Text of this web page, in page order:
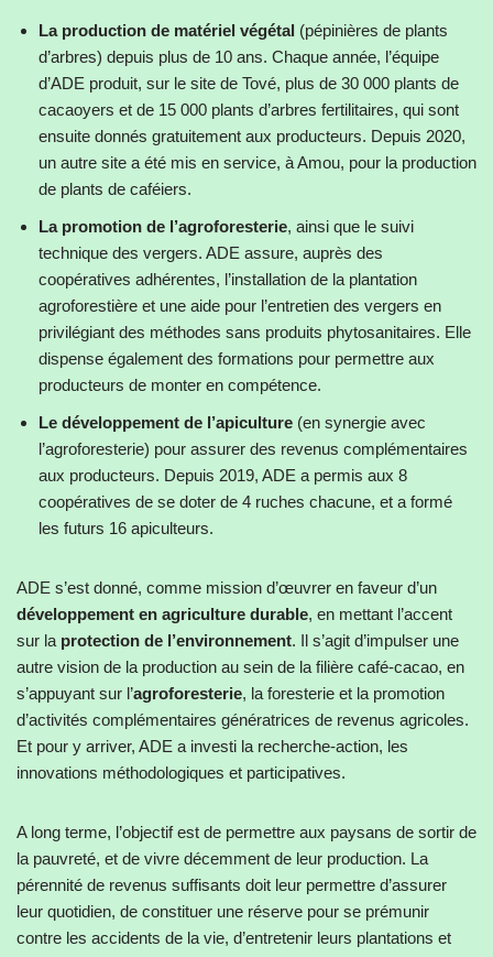
La production de matériel végétal (pépinières de plants
d’arbres) depuis plus de 10 ans. Chaque année, l’équipe
d’ADE produit, sur le site de Tové, plus de 30 000 plants de
cacaoyers et de 15 000 plants d’arbres fertilitaires, qui sont
ensuite donnés gratuitement aux producteurs. Depuis 2020,
un autre site a été mis en service, à Amou, pour la production
de plants de caféiers.
La promotion de l’agroforesterie, ainsi que le suivi
technique des vergers. ADE assure, auprès des
coopératives adhérentes, l’installation de la plantation
agroforestière et une aide pour l’entretien des vergers en
privilégiant des méthodes sans produits phytosanitaires. Elle
dispense également des formations pour permettre aux
producteurs de monter en compétence.
Le développement de l’apiculture (en synergie avec
l’agroforesterie) pour assurer des revenus complémentaires
aux producteurs. Depuis 2019, ADE a permis aux 8
coopératives de se doter de 4 ruches chacune, et a formé
les futurs 16 apiculteurs.
ADE s’est donné, comme mission d’œuvrer en faveur d’un
développement en agriculture durable, en mettant l’accent
sur la protection de l’environnement. Il s’agit d’impulser une
autre vision de la production au sein de la filière café-cacao, en
s’appuyant sur l’agroforesterie, la foresterie et la promotion
d’activités complémentaires génératrices de revenus agricoles.
Et pour y arriver, ADE a investi la recherche-action, les
innovations méthodologiques et participatives.
A long terme, l’objectif est de permettre aux paysans de sortir de
la pauvreté, et de vivre décemment de leur production. La
pérennité de revenus suffisants doit leur permettre d’assurer
leur quotidien, de constituer une réserve pour se prémunir
contre les accidents de la vie, d’entretenir leurs plantations et